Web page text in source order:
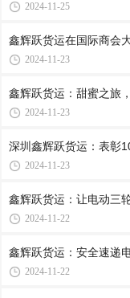
2024-11-25
鑫辉跃货运在国际商会
2024-11-23
鑫辉跃货运：甜蜜之旅
2024-11-23
深圳鑫辉跃货运：表彰
2024-11-23
鑫辉跃货运：让电动三
2024-11-22
鑫辉跃货运：安全速递
2024-11-22